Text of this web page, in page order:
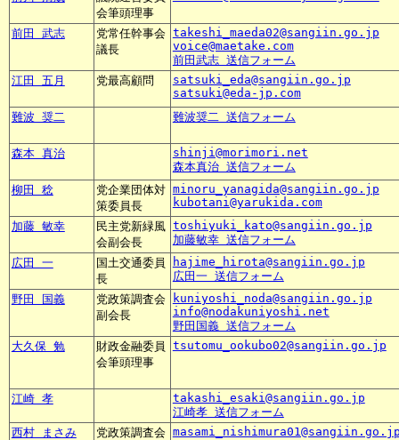
会筆頭理事
前田 武志
党常任幹事会
議長
takeshi_maeda02@sangiin.go.jp
voice@maetake.com
前田武志 送信フォーム
江田 五月
党最高顧問
satsuki_eda@sangiin.go.jp
satsuki@eda-jp.com
難波 奨二
難波奨二 送信フォーム
森本 真治
shinji@morimori.net
森本真治 送信フォーム
柳田 稔
党企業団体対
策委員長
minoru_yanagida@sangiin.go.jp
kubotani@yarukida.com
加藤 敏幸
民主党新緑風
会副会長
toshiyuki_kato@sangiin.go.jp
加藤敏幸 送信フォーム
広田 一
国土交通委員
長
hajime_hirota@sangiin.go.jp
広田一 送信フォーム
野田 国義
党政策調査会
副会長
kuniyoshi_noda@sangiin.go.jp
info@nodakuniyoshi.net
野田国義 送信フォーム
大久保 勉
財政金融委員
会筆頭理事
tsutomu_ookubo02@sangiin.go.jp
江崎 孝
takashi_esaki@sangiin.go.jp
江崎孝 送信フォーム
西村 まさみ
党政策調査会